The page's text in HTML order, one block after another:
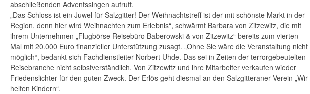
abschließenden Adventssingen aufruft.
„Das Schloss ist ein Juwel für Salzgitter! Der Weihnachtstreff ist der mit schönste Markt in der
Region, denn hier wird Weihnachten zum Erlebnis“, schwärmt Barbara von Zitzewitz, die mit
ihrem Unternehmen „Flugbörse Reisebüro Baberowski & von Zitzewitz“ bereits zum vierten
Mal mit 20.000 Euro finanzieller Unterstützung zusagt. „Ohne Sie wäre die Veranstaltung nicht
möglich“, bedankt sich Fachdienstleiter Norbert Uhde. Das sei in Zeiten der terrorgebeutelten
Reisebranche nicht selbstverständlich. Von Zitzewitz und ihre Mitarbeiter verkaufen wieder
Friedenslichter für den guten Zweck. Der Erlös geht diesmal an den Salzgitteraner Verein „Wir
helfen Kindern“.